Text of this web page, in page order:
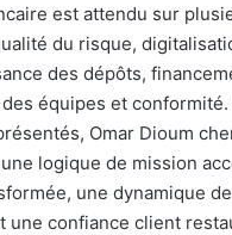
est attendu sur
du risque,
des dépôts,
équipes et
Omar Dioum
logique de mission
une dynamique
une confiance client